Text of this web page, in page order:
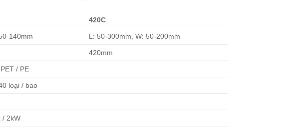
420C
140mm L: 50-300mm, W: 50-200mm
420mm
/ PE
loại / bao
/ 2kW